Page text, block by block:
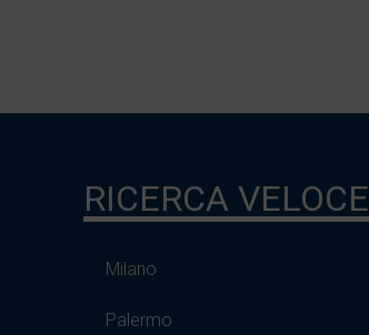
RICERCA VELOCE
Milano
Palermo